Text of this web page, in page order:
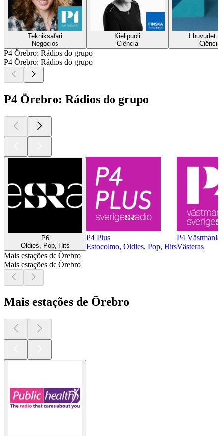
Tekniksafari
Negócios
Kielipuoli
Ciência
I huvudet
Ciência
P4 Örebro: Rádios do grupo
P4 Örebro: Rádios do grupo
P4 Örebro: Rádios do grupo
P6
Oldies, Pop, Hits
P4 Plus
Estocolmo, Oldies, Pop, Hits
P4
Västeras
Mais estações de Örebro
Mais estações de Örebro
Mais estações de Örebro